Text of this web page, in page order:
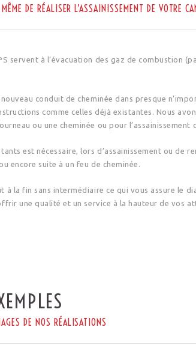
DE RÉALISER L’ASSAINISSEMENT DE VOTRE
servent à l’évacuation des gaz de combustion
conduit de cheminée dans presque
comme celles déjà existantes. Nous
ou une cheminée ou pour l’assainissement
est nécessaire, lors d’assainissement ou de
encore suite à un feu de cheminée.
à la fin sans intermédiaire ce qui vous assure le
une qualité et un service à la hauteur de vos
DE NOS RÉALISATIONS